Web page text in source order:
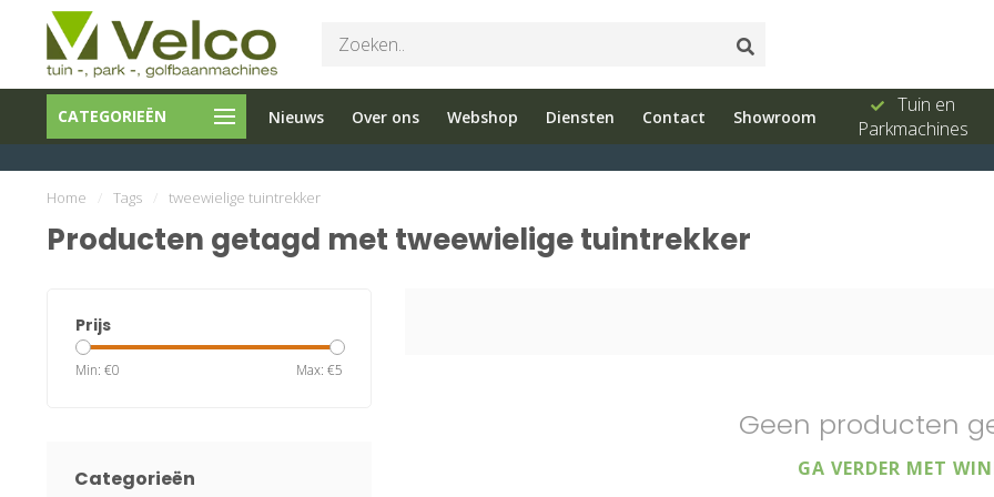
CATEGORIEËN Nieuws Over ons Webshop Diensten Contact Showroom
Bel ons 026-
3251603
Parkmachines
en reparatie
met advies
3251603
Tuin en
Parkmachines
Home Tags tweewielige tuintrekker
Producten getagd met tweewielige tuintrekker
Prijs
Min: €0 Max: €5
Categorieën
Geen producten
GA VERDER MET